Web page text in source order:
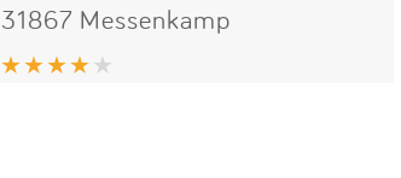
31867 Messenkamp